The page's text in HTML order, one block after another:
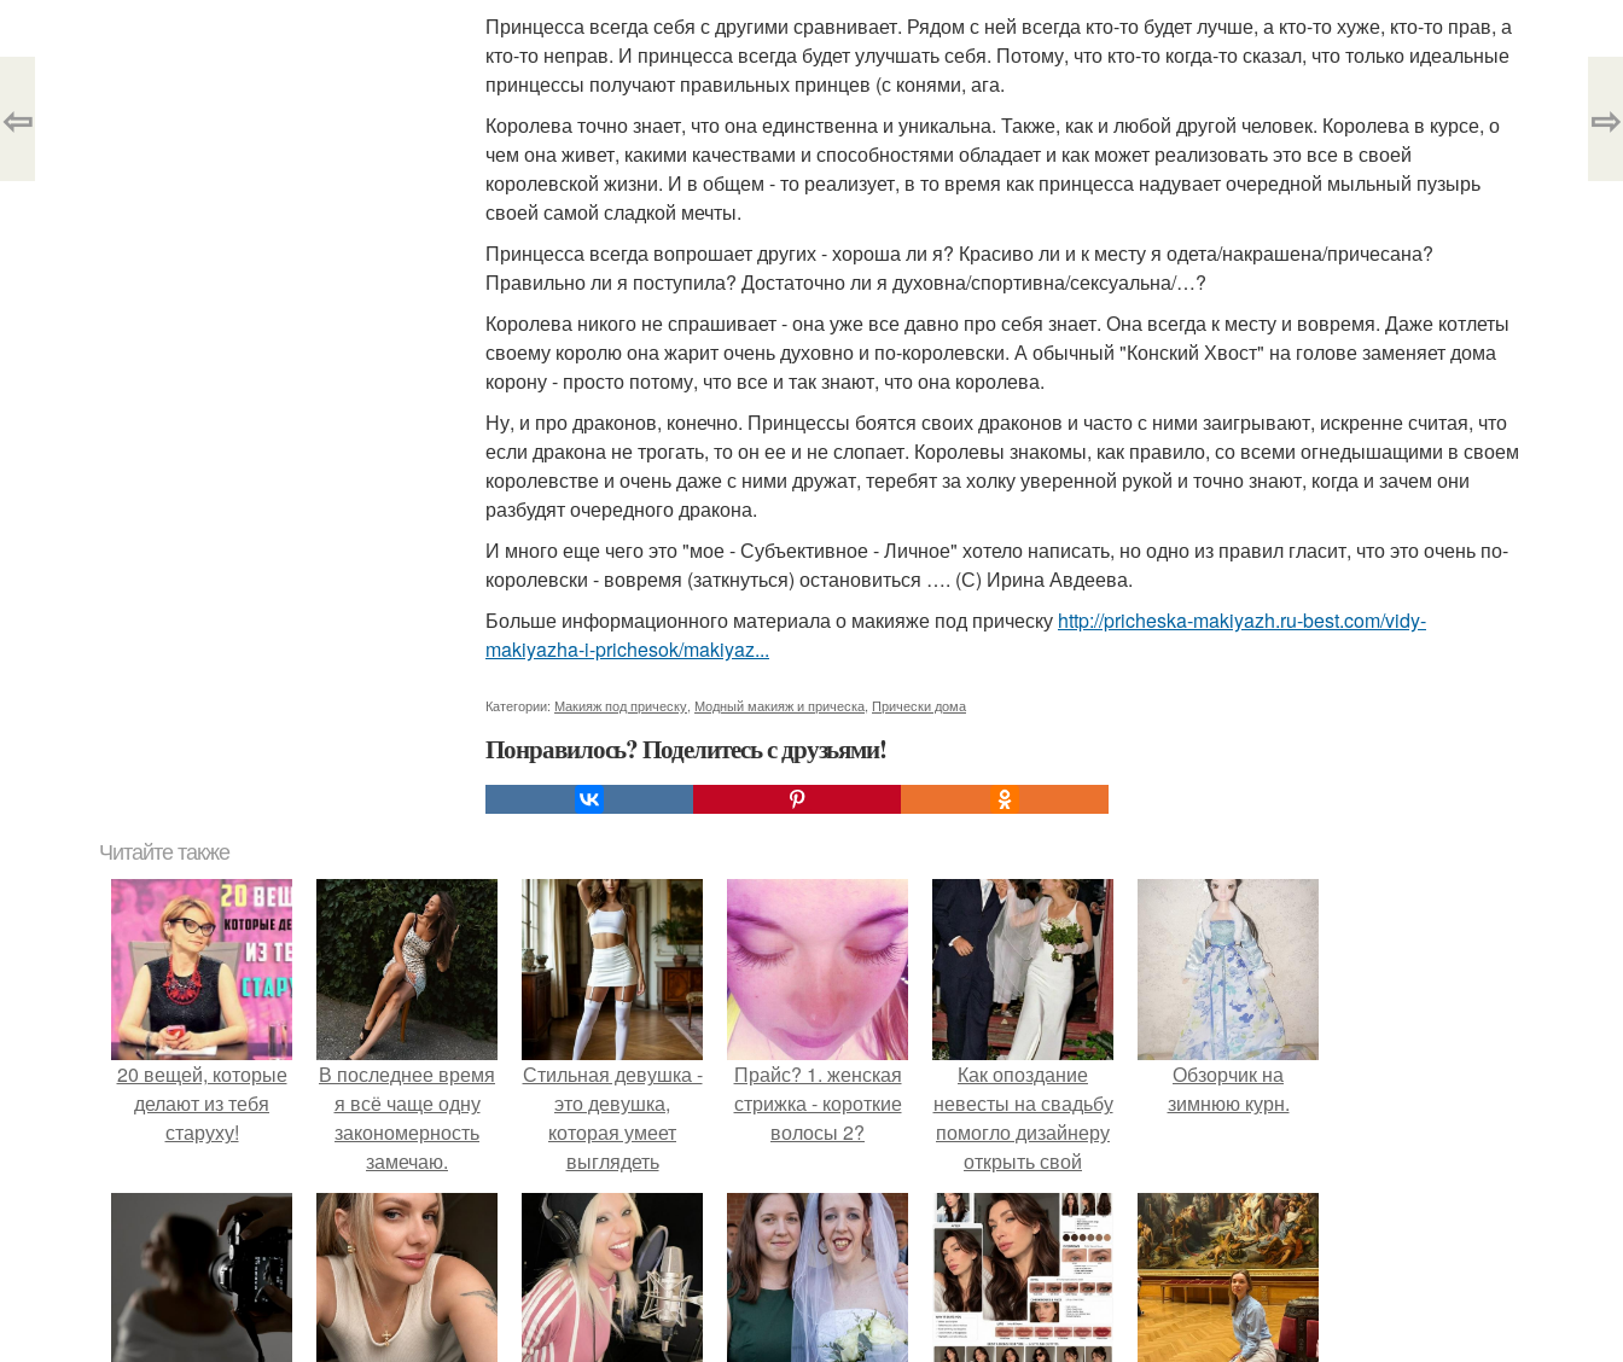
Принцесса всегда себя с другими сравнивает. Рядом с ней всегда кто-то будет лучше, а кто-то хуже, кто-то прав, а
кто-то неправ. И принцесса всегда будет улучшать себя. Потому, что кто-то когда-то сказал, что только идеальные
принцессы получают правильных принцев (с конями, ага.
Королева точно знает, что она единственна и уникальна. Также, как и любой другой человек. Королева в курсе, о
чем она живет, какими качествами и способностями обладает и как может реализовать это все в своей
королевской жизни. И в общем - то реализует, в то время как принцесса надувает очередной мыльный пузырь
своей самой сладкой мечты.
Принцесса всегда вопрошает других - хороша ли я? Красиво ли и к месту я одета/накрашена/причесана?
Правильно ли я поступила? Достаточно ли я духовна/спортивна/сексуальна/…?
Королева никого не спрашивает - она уже все давно про себя знает. Она всегда к месту и вовремя. Даже котлеты
своему королю она жарит очень духовно и по-королевски. А обычный "Конский Хвост" на голове заменяет дома
корону - просто потому, что все и так знают, что она королева.
Ну, и про драконов, конечно. Принцессы боятся своих драконов и часто с ними заигрывают, искренне считая, что
если дракона не трогать, то он ее и не слопает. Королевы знакомы, как правило, со всеми огнедышащими в своем
королевстве и очень даже с ними дружат, теребят за холку уверенной рукой и точно знают, когда и зачем они
разбудят очередного дракона.
И много еще чего это "мое - Субъективное - Личное" хотело написать, но одно из правил гласит, что это очень по-
королевски - вовремя (заткнуться) остановиться …. (С) Ирина Авдеева.
Больше информационного материала о макияже под прическу http://pricheska-makiyazh.ru-best.com/vidy-
makiyazha-i-prichesok/makiyaz...
Категории: Макияж под прическу Модный макияж и прическа Прически дома
Понравилось? Поделитесь с друзьями!
⇦ ⇨
Читайте также
20 вещей, которые
делают из тебя
старуху!
В последнее время
я всё чаще одну
закономерность
замечаю.
Стильная девушка -
это девушка,
которая умеет
выглядеть
привлекательно и
элегантно в любои
ситуации.
Прайс? 1. женская
стрижка - короткие
волосы 2?
Как опоздание
невесты на свадьбу
помогло дизайнеру
открыть свой
бренд.
Обзорчик на
зимнюю курн.